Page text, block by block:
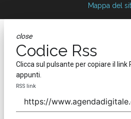
Mappa del
close
Codice Rss
Clicca sul pulsante per copiare il link
appunti.
RSS link